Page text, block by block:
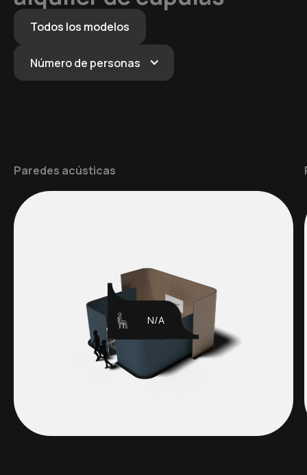
Todos los modelos
Número de personas
Paredes acústicas
N/A